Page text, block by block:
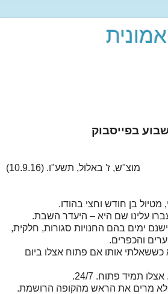
בפייסבוק
מוצ"ש, ז' באלול, תשע"ו. (10.9.16)
מטיול בן חודש וחצי בהודו.
עלינו שם היא – היעדר השבת.
ימים בהם החנויות סגורות, חלקית,
והכפרים.
אותו אם פתוח אצלו ביום
תמיד פתוח. 24/7.
מרים את הראש מהקופה הרושמת.